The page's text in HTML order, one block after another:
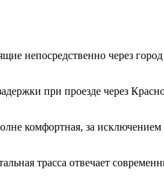
непосредственно через
при проезде через
комфортная, за
трасса отвечает